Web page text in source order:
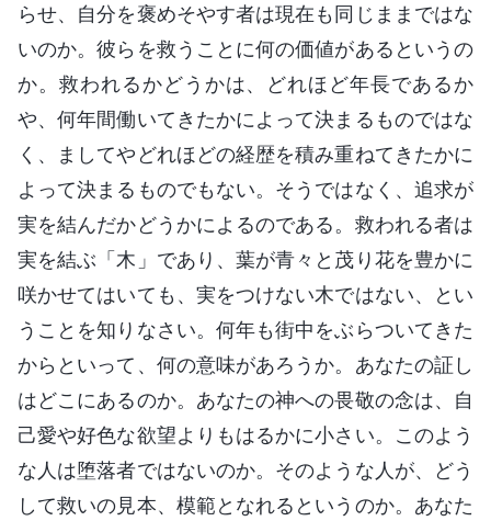
らせ、自分を褒めそやす者は現在も同じままではな
いのか。彼らを救うことに何の価値があるというの
か。救われるかどうかは、どれほど年長であるか
や、何年間働いてきたかによって決まるものではな
く、ましてやどれほどの経歴を積み重ねてきたかに
よって決まるものでもない。そうではなく、追求が
実を結んだかどうかによるのである。救われる者は
実を結ぶ「木」であり、葉が青々と茂り花を豊かに
咲かせてはいても、実をつけない木ではない、とい
うことを知りなさい。何年も街中をぶらついてきた
からといって、何の意味があろうか。あなたの証し
はどこにあるのか。あなたの神への畏敬の念は、自
己愛や好色な欲望よりもはるかに小さい。このよう
な人は堕落者ではないのか。そのような人が、どう
して救いの見本、模範となれるというのか。あなた